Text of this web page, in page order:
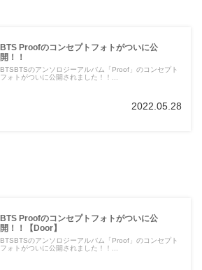
BTS Proofのコンセプトフォトがついに公
開！！
BTSBTSのアンソロジーアルバム「Proof」のコンセプト
フォトがついに公開されました！！...
2022.05.28
BTS Proofのコンセプトフォトがついに公
開！！【Door】
BTSBTSのアンソロジーアルバム「Proof」のコンセプト
フォトがついに公開されました！！...